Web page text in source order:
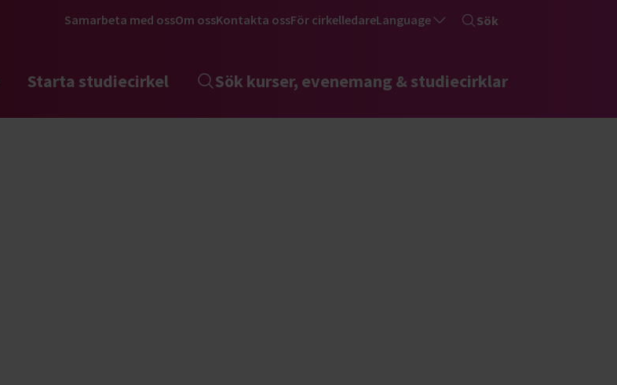
Samarbeta med ossOm ossKontakta ossFör cirkelledareLanguage Sök
Starta studiecirkel Sök kurser, evenemang & studiecirklar